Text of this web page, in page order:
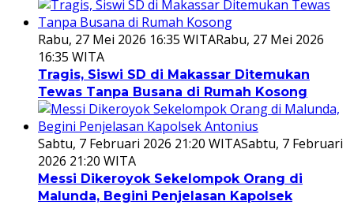
Rabu, 27 Mei 2026 16:35 WITARabu, 27 Mei 2026
16:35 WITA
Tragis, Siswi SD di Makassar Ditemukan
Tewas Tanpa Busana di Rumah Kosong
Sabtu, 7 Februari 2026 21:20 WITASabtu, 7 Februari
2026 21:20 WITA
Messi Dikeroyok Sekelompok Orang di
Malunda, Begini Penjelasan Kapolsek